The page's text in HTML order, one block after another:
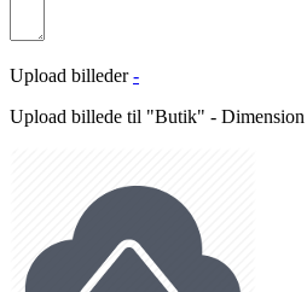
Upload billeder -
Upload billede til "Butik" -